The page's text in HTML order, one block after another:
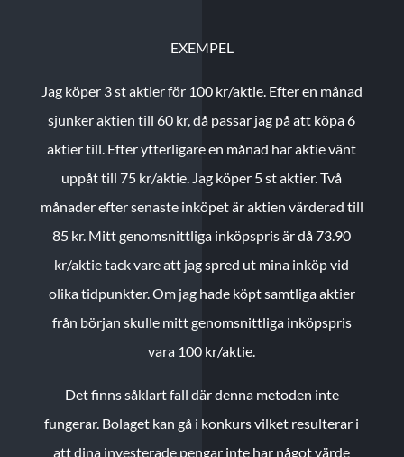
EXEMPEL
Jag köper 3 st aktier för 100 kr/aktie. Efter en månad
sjunker aktien till 60 kr, då passar jag på att köpa 6
aktier till. Efter ytterligare en månad har aktie vänt
uppåt till 75 kr/aktie. Jag köper 5 st aktier.Två
månader efter senaste inköpet är aktien värderad till
85 kr. Mitt genomsnittliga inköpspris är då 73.90
kr/aktie tack vare att jag spred ut mina inköp vid
olika tidpunkter. Om jag hade köpt samtliga aktier
från början skulle mitt genomsnittliga inköpspris
vara 100 kr/aktie.
Det finns såklart fall där denna metoden inte
fungerar. Bolaget kan gå i konkurs vilket resulterar i
att dina investerade pengar inte har något värde